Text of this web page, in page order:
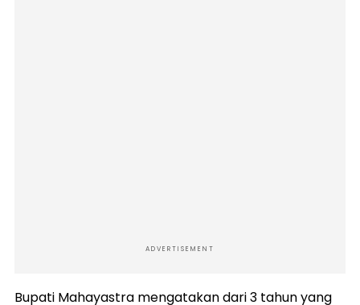
ADVERTISEMENT
Bupati Mahayastra mengatakan dari 3 tahun yang